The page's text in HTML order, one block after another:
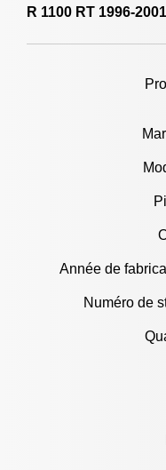
R 1100 RT 1996-2001
Année de
Numéro de